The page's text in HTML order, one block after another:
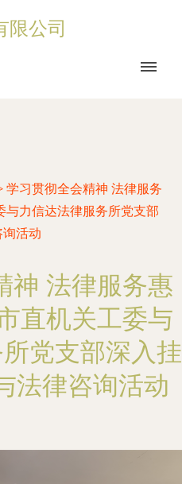
限公司
学习贯彻全会精神 法律服务
与力信达法律服务所党支部
活动
神 法律服务惠
直机关工委与
党支部深入挂
法律咨询活动